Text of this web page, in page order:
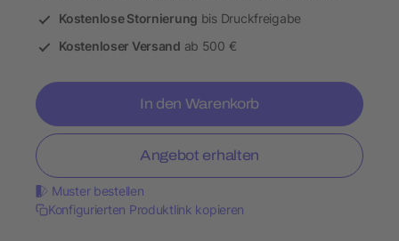
Kostenlose Stornierung bis Druckfreigabe
Kostenloser Versand ab 500 €
In den Warenkorb
Angebot erhalten
Muster bestellen
Konfigurierten Produktlink kopieren